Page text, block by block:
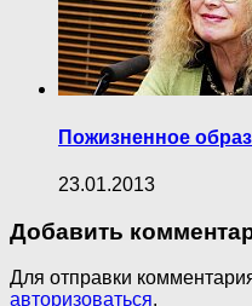
Пожизненное
23.01.2013
Добавить
Для отправки
авторизоваться.